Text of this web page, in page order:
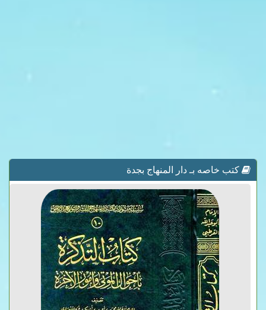
كتب خاصه بـ دار المنهاج بجدة